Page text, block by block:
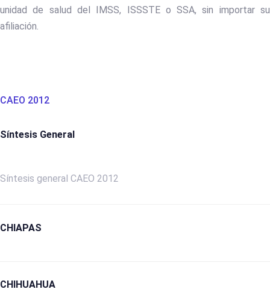
unidad de salud del IMSS, ISSSTE o SSA, sin importar su
afiliación.
CAEO 2012
Síntesis General
Síntesis general CAEO 2012
CHIAPAS
CHIHUAHUA